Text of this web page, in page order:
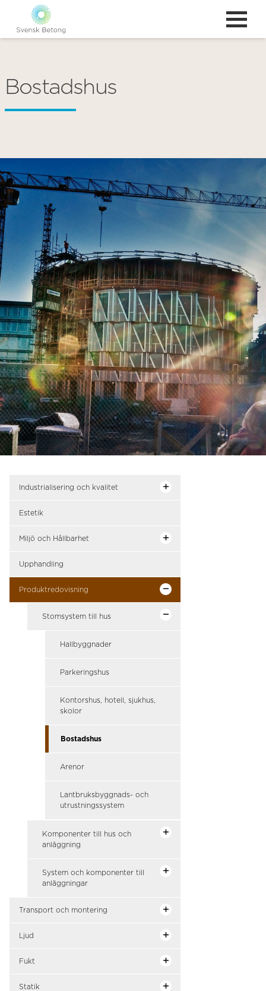
Bostadshus
Industrialisering och kvalitet
Estetik
Miljö och Hållbarhet
Upphandling
Produktredovisning
Stomsystem till hus
Hallbyggnader
Parkeringshus
Kontorshus, hotell, sjukhus,
skolor
Bostadshus
Arenor
Lantbruksbyggnads- och
utrustningssystem
Komponenter till hus och
anläggning
System och komponenter till
anläggningar
Transport och montering
Ljud
Fukt
Statik